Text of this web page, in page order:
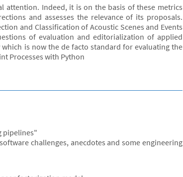
attention. Indeed, it is on the basis of these metrics
and assesses the relevance of its proposals.
and Classification of Acoustic Scenes and Events
of evaluation and editorialization of applied
is now the de facto standard for evaluating the
Processes with Python
pipelines"
challenges, anecdotes and some engineering